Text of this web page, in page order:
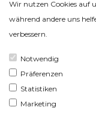
Wir nutzen Cookies auf
während andere uns
verbessern.
Notwendig
Präferenzen
Statistiken
Marketing